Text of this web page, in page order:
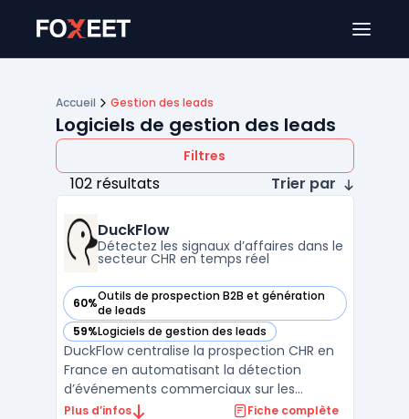
Accueil Gestion des leads
Logiciels de gestion des leads
Filtres
102 résultats Trier par
DuckFlow
Détectez les signaux d’affaires dans le
secteur CHR en temps réel
60%Outils de prospection B2B et génération
de leads
— voir DuckFlow dans cette catégorie
59%Logiciels de gestion des leads
— voir DuckFlow dans cette catégorie
DuckFlow centralise la prospection CHR en
France en automatisant la détection
d’événements commerciaux sur les
marchés des cafés, hôtels et restaurants.
Plus d’infos Fiche complète